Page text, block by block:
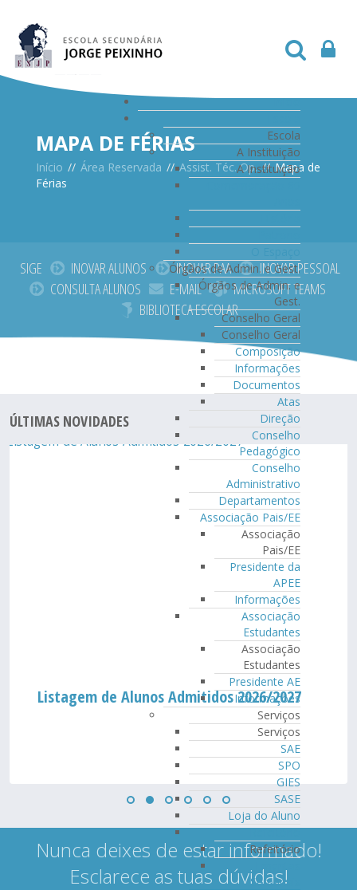
Início
Escola
A Instituição
A Instituição
Órgãos de Admin. e Gest.
Órgãos de Admin. e
Gest.
Conselho Geral
Conselho Geral
Composição
Informações
Documentos
Atas
Direção
Conselho
Pedagógico
Conselho
Administrativo
Departamentos
Associação Pais/EE
Associação
Pais/EE
Presidente da
APEE
Informações
Associação
Estudantes
Associação
Estudantes
Presidente AE
Informações
Serviços
Serviços
SAE
SPO
GIES
SASE
Loja do Aluno
Refeitório
Refeitório
Ementas
Semanais
MAPA DE FÉRIAS
Início // Área Reservada //Assist. Téc. Op. // Mapa de
Férias
SIGE INOVAR ALUNOS INOVAR PAA
INOVAR PESSOAL
CONSULTA ALUNOS
E-MAIL
MICROSOFT TEAMS
BIBLIOTECA ESCOLAR
ÚLTIMAS NOVIDADES
Listagem de Alunos Admitidos 2026/2027
Nunca deixes de estar informado!
Esclarece as tuas dúvidas!